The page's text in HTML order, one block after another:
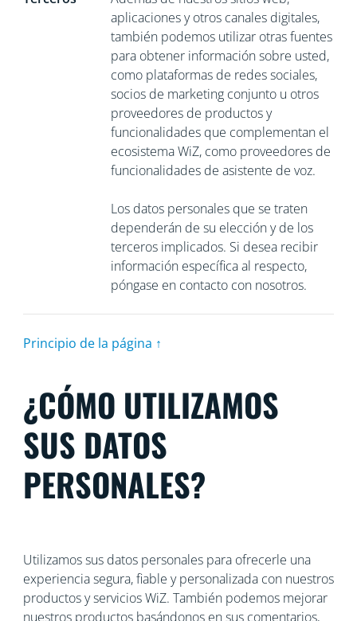
aplicaciones y otros canales digitales,
también podemos utilizar otras fuentes
para obtener información sobre usted,
como plataformas de redes sociales,
socios de marketing conjunto u otros
proveedores de productos y
funcionalidades que complementan el
ecosistema WiZ, como proveedores de
funcionalidades de asistente de voz.
Los datos personales que se traten
dependerán de su elección y de los
terceros implicados. Si desea recibir
información específica al respecto,
póngase en contacto con nosotros.
Principio de la página ↑
¿CÓMO UTILIZAMOS
SUS DATOS
PERSONALES?
Utilizamos sus datos personales para ofrecerle una
experiencia segura, fiable y personalizada con nuestros
productos y servicios WiZ. También podemos mejorar
nuestros productos basándonos en sus comentarios,